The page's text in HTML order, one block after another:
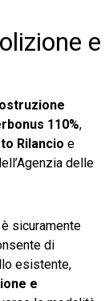
e
110%,
Rilancio e
delle
sicuramente
di
esistente,
e